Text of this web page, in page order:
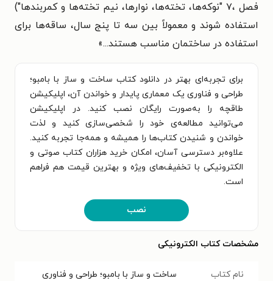
فصل ،۷ "نوکه‌ها، تخته‌ها، نوارها، نیم تخته‌ها و کمربندها")
استفاده شوند و معمولاً بین سه تا پنج سال، ساقه‌ها برای
استفاده در ساختمان مناسب هستند...»
برای تجربه‌ای بهتر در دانلود کتاب ساخت و ساز با بامبو؛
طراحی و فناوری یک معماری پایدار و خواندن آن، اپلیکیشن
طاقچه را به‌صورت رایگان نصب کنید. در اپلیکیشن
می‌توانید مطالعه‌ی خود را شخصی‌سازی کنید و لذت
خواندن و شنیدن کتاب‌ها را همیشه و همه‌جا تجربه کنید.
علاوه‌بر دسترسی آسان، امکان خرید هزاران کتاب صوتی و
الکترونیکی با تخفیف‌های ویژه و بهترین قیمت هم فراهم
است.
نصب
مشخصات کتاب الکترونیکی
نام کتاب ساخت و ساز با بامبو؛ طراحی و فناوری